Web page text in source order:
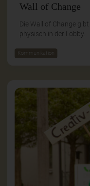
Wall of Change
Die Wall of Change
physisch in der Lobby.
Kommunikation